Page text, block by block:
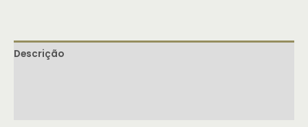
Descrição